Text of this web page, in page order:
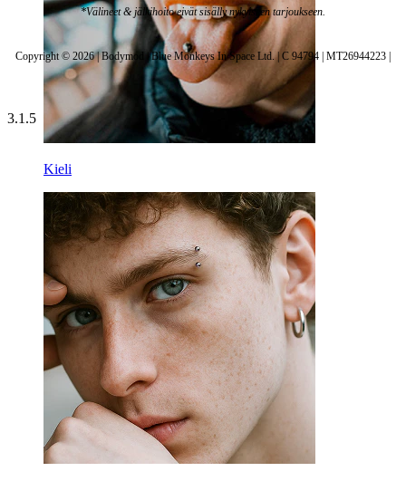
Kieli
*Välineet & jälkihoito eivät sisälly nykyiseen tarjoukseen.
Copyright © 2026 | Bodymod | Blue Monkeys In Space Ltd. | C 94794 | MT26944223 |
3.1.5